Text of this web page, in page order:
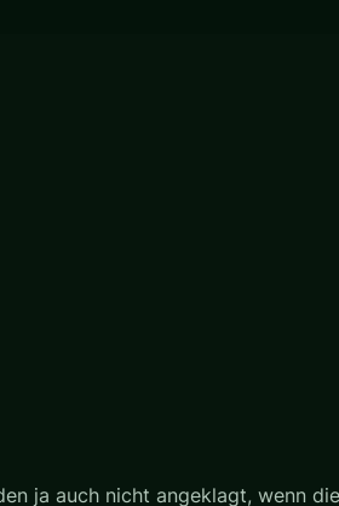
ja auch nicht angeklagt, wenn